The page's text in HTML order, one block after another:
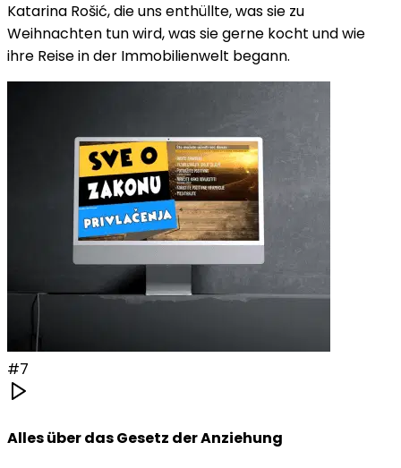
Katarina Rošić, die uns enthüllte, was sie zu
Weihnachten tun wird, was sie gerne kocht und wie
ihre Reise in der Immobilienwelt begann.
#7
Alles über das Gesetz der Anziehung